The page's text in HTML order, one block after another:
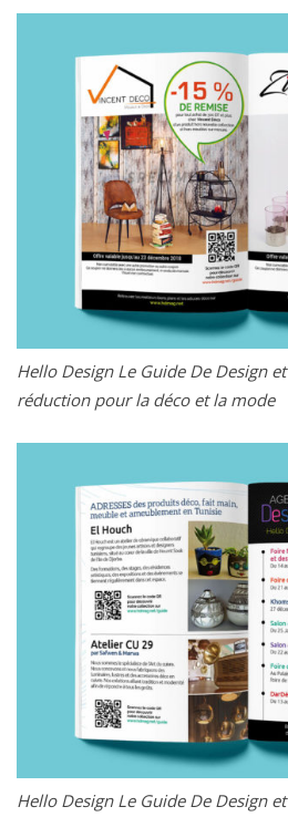
Hello Design Le Guide De Design
réduction pour la déco et la mode
Hello Design Le Guide De Design